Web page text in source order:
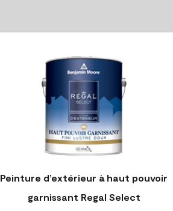
Peinture d’extérieur à haut pouvoir
garnissant Regal Select